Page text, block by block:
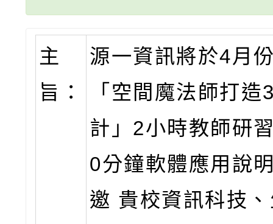
主
旨：
源一資訊將於4月
「空間魔法師打
計」2小時教師研
0分鐘軟體應用說
邀 貴校資訊科技